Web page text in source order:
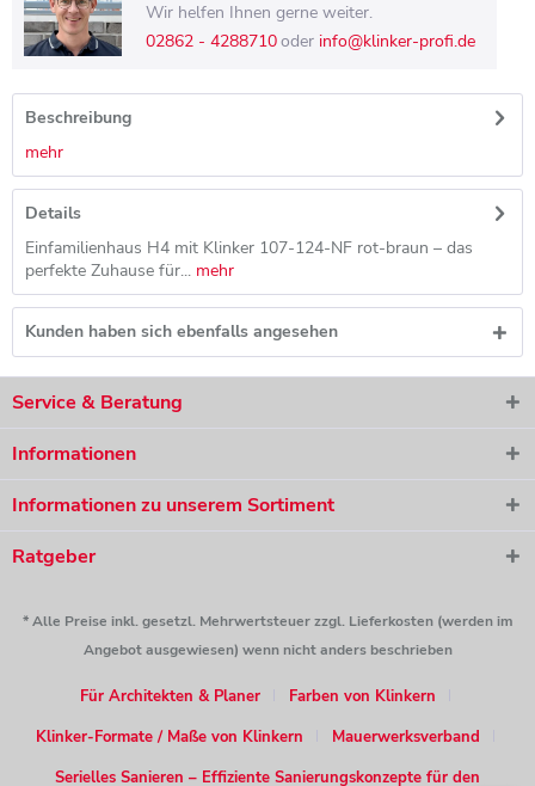
Wir helfen Ihnen gerne weiter.
02862 - 4288710oder info@klinker-profi.de
Beschreibung
mehr
Details
Einfamilienhaus H4 mit Klinker 107-124-NF rot-braun – das
perfekte Zuhause für... mehr
Kunden haben sich ebenfalls angesehen
Service & Beratung
Informationen
Informationen zu unserem Sortiment
Ratgeber
* Alle Preise inkl. gesetzl. Mehrwertsteuer zzgl. Lieferkosten (werden im
Angebot ausgewiesen) wenn nicht anders beschrieben
Für Architekten & Planer
Farben von Klinkern
Klinker-Formate / Maße von Klinkern
Mauerwerksverband
Serielles Sanieren – Effiziente Sanierungskonzepte für den